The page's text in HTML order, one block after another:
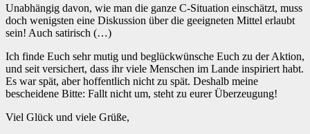
Unabhängig davon, wie man die ganze C-Situation einschätzt, muss
doch wenigsten eine Diskussion über die geeigneten Mittel erlaubt
sein! Auch satirisch (…)
Ich finde Euch sehr mutig und beglückwünsche Euch zu der Aktion,
und seit versichert, dass ihr viele Menschen im Lande inspiriert habt.
Es war spät, aber hoffentlich nicht zu spät. Deshalb meine
bescheidene Bitte: Fallt nicht um, steht zu eurer Überzeugung!
Viel Glück und viele Grüße,